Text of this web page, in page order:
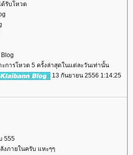
ด้รับโหวต
การโหวต 5 ครั้งล่าสุดในแต่ละวันเท่านั้น
13 กันยายน 2556 1:14:25
555
งภายในครับ แหะๆๆ